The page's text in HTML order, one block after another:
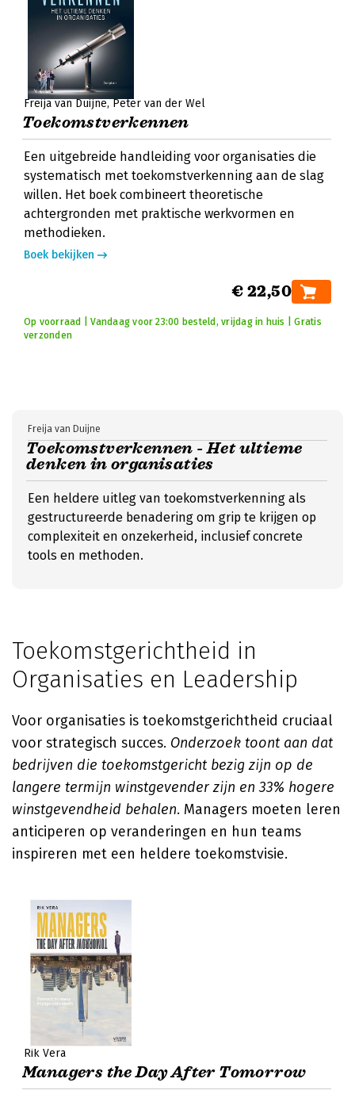
Freija van Duijne Peter van der Wel
Toekomstverkennen
Een uitgebreide handleiding voor organisaties die
systematisch met toekomstverkenning aan de slag
willen. Het boek combineert theoretische
achtergronden met praktische werkvormen en
methodieken.
Boek bekijken
€ 22,50
Op voorraad | Vandaag voor 23:00 besteld, vrijdag in huis | Gratis
verzonden
Toekomstverkennen - Het ultieme
denken in organisaties
Freija van Duijne
Een heldere uitleg van toekomstverkenning als
gestructureerde benadering om grip te krijgen op
complexiteit en onzekerheid, inclusief concrete
tools en methoden.
Toekomstgerichtheid in
Organisaties en Leadership
Voor organisaties is toekomstgerichtheid cruciaal
voor strategisch succes. Onderzoek toont aan dat
bedrijven die toekomstgericht bezig zijn op de
langere termijn winstgevender zijn en 33% hogere
winstgevendheid behalen. Managers moeten leren
anticiperen op veranderingen en hun teams
inspireren met een heldere toekomstvisie.
Rik Vera
Managers the Day After Tomorrow